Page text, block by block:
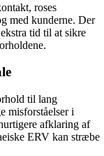
roses
med kunderne. Der
tid til at sikre
til lang
misforståelser i
afklaring af
ERV kan stræbe